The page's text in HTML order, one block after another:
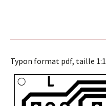
Typon format pdf, taille 1:1